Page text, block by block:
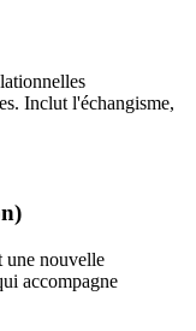
Inclut l'échangisme,
une nouvelle
accompagne